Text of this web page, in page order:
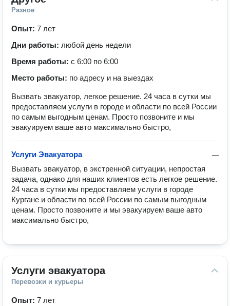
Разное
Опыт: 7 лет
Дни работы: любой день недели
Время работы: с 6:00 по 6:00
Место работы: по адресу и на выездах
Вызвать эвакуатор, легкое решение. 24 часа в сутки мы
предоставляем услуги в городе и области по всей России
по самым выгодным ценам. Просто позвоните и мы
эвакуируем ваше авто максимально быстро,
—
Услуги Эвакуатора
Вызвать эвакуатор, в экстренной ситуации, непростая
задача, однако для наших клиентов есть легкое решение.
24 часа в сутки мы предоставляем услуги в городе
Кургане и области по всей России по самым выгодным
ценам. Просто позвоните и мы эвакуируем ваше авто
максимально быстро,
Услуги эвакуатора
Перевозки и курьеры
Опыт: 7 лет